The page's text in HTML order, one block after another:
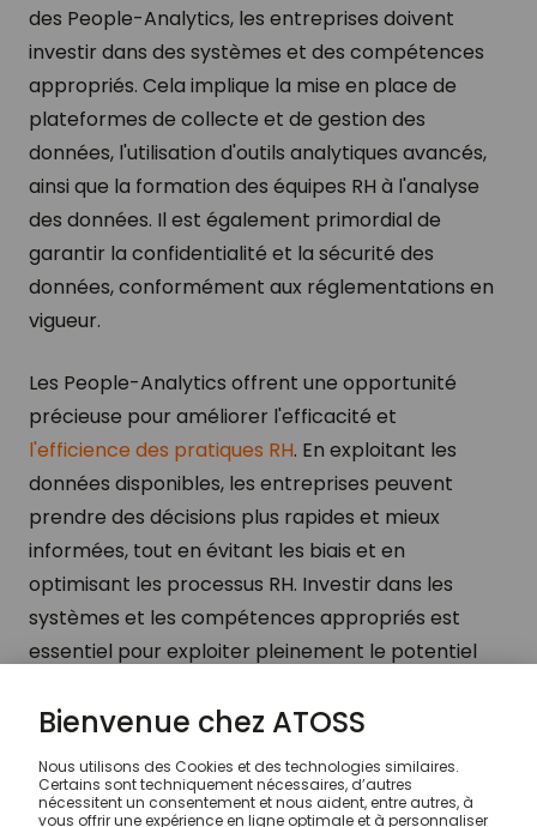
des People-Analytics, les entreprises doivent
investir dans des systèmes et des compétences
appropriés. Cela implique la mise en place de
plateformes de collecte et de gestion des
données, l'utilisation d'outils analytiques avancés,
ainsi que la formation des équipes RH à l'analyse
des données. Il est également primordial de
garantir la confidentialité et la sécurité des
données, conformément aux réglementations en
vigueur.
Les People-Analytics offrent une opportunité
précieuse pour améliorer l'efficacité et
l'efficience des pratiques RH. En exploitant les
données disponibles, les entreprises peuvent
prendre des décisions plus rapides et mieux
informées, tout en évitant les biais et en
optimisant les processus RH. Investir dans les
systèmes et les compétences appropriés est
essentiel pour exploiter pleinement le potentiel
performance globale de l'organisation.